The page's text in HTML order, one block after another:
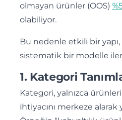
olmayan ürünler (OOS)
olabiliyor.
Bu nedenle etkili bir yapı,
sistematik bir modelle
1. Kategori
Kategori, yalnızca
ihtiyacını merkeze alarak